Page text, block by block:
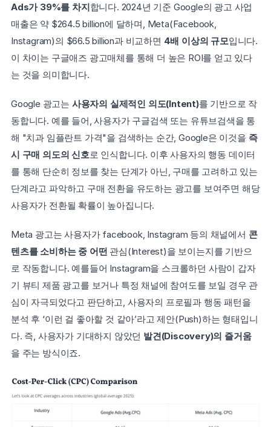
Ads가 39%를 차지합니다. 2024년 기준 Google의 광고 사업
매출은 약 $264.5 billion에 달하며, Meta(Facebook,
Instagram)의 $66.5 billion과 비교하면 4배 이상의 규모입니다.
이 차이는 구글애즈 광고매체를 통해 더 높은 ROI를 얻고 있다
는 것을 의미합니다.
Google 광고는 사용자의 실제적인 의도(Intent)를 기반으로 작
동합니다. 예를 들어, 사용자가 구글검색 또는 유튜브검색을 통
해 "치과 임플란트 가격"을 검색하는 순간, Google은 이것을 즉
시 구매 의도의 신호로 인식합니다. 이후 사용자의 행동 데이터
를 통해 단순히 정보를 찾는 단계가 아닌, 구매를 고려하고 있는
단계라고 파악하고 구매 전환을 유도하는 광고를 보여주면 해당
사용자가 전환될 확률이 높아집니다.
Meta 광고는 사용자가 facebook, Instagram 등의 채널에서 콘
텐츠를 소비하는 중 어떤 관심(Interest)을 보이는지를 기반으
로 작동합니다. 예를들어 Instagram을 스크롤하던 사람이 갑자
기 뷰티 제품 광고를 보거나 특정 채널에 참여도를 보일 경우 관
심이 자극되었다고 판단하고, 사용자의 프로필과 행동 패턴을
분석 후 ‘이런 걸 좋아할 것 같아’라고 제안(Push)하는 형태입니
다. 즉, 사용자가 기대하지 않았던 발견(Discovery)의 즐거움
을 주는 방식이죠.